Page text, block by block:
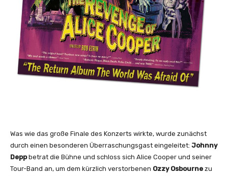
Was wie das große Finale des Konzerts wirkte, wurde zunächst
durch einen besonderen Überraschungsgast eingeleitet: Johnny
Deppbetrat die Bühne und schloss sich Alice Cooper und seiner
Tour-Band an, um dem kürzlich verstorbenen Ozzy Osbourne zu